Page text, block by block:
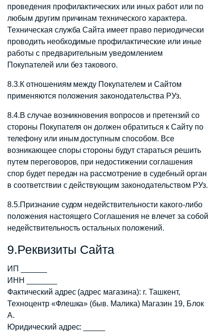
проведения профилактических или иных работ или по
любым другим причинам технического характера.
Техническая служба Сайта имеет право периодически
проводить необходимые профилактические или иные
работы с предварительным уведомлением
Покупателей или без такового.
8.3.К отношениям между Покупателем и Сайтом
применяются положения законодательства РУз.
8.4.В случае возникновения вопросов и претензий со
стороны Покупателя он должен обратиться к Сайту по
телефону или иным доступным способом. Все
возникающее споры стороны будут стараться решить
путем переговоров, при недостижении соглашения
спор будет передан на рассмотрение в судебный орган
в соответствии с действующим законодательством РУз.
8.5.Признание судом недействительности какого-либо
положения настоящего Соглашения не влечет за собой
недействительность остальных положений.
9.Реквизиты Сайта
ИП ______
ИНН _______
Фактический адрес (адрес магазина): г. Ташкент,
Техноцентр «Флешка» (быв. Малика) Магазин 19, Блок
А.
Юридический адрес: _____